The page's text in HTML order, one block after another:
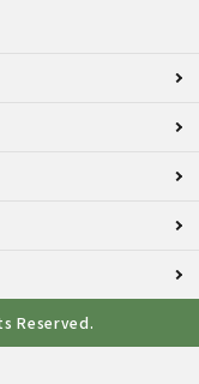
Reserved.